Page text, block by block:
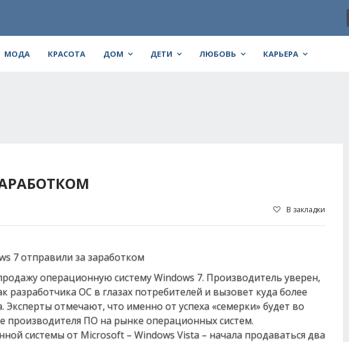
МОДА КРАСОТА ДОМ ДЕТИ ЛЮБОВЬ КАРЬЕРА
В закладки
операционную систему Windows 7. Производитель уверен,
разработчика ОС в глазах потребителей и вызовет куда более
отмечают, что именно от успеха «семерки» будет во
производителя ПО на рынке операционных систем.
системы от Microsoft – Windows Vista – начала продаваться два